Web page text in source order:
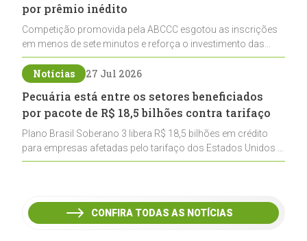
por prêmio inédito
Competição promovida pela ABCCC esgotou as inscrições
em menos de sete minutos e reforça o investimento das
cabanhas na seleção genética de Cavalos Crioulos voltados
ao laço
Notícias 27 Jul 2026
Pecuária está entre os setores beneficiados
por pacote de R$ 18,5 bilhões contra tarifaço
Plano Brasil Soberano 3 libera R$ 18,5 bilhões em crédito
para empresas afetadas pelo tarifaço dos Estados Unidos e
inclui a pecuária entre os setores estratégicos
CONFIRA TODAS AS NOTÍCIAS